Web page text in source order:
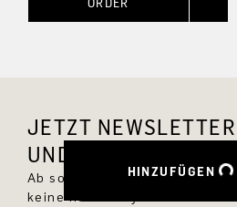
HINZUFÜGEN
JETZT
UND 10 % RABATT
Ab sofort bist Du immer up to
keine neuen Styles im